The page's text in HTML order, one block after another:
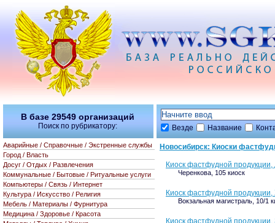
Везде Название
Новосибирск: Киоски
Киоск фастфудной
Черенкова, 105 киоск
Киоск фастфудной
Вокзальная магистраль, 10/1
Киоск фастфудной продукции,
В базе 29549 организаций
Поиск по рубрикатору:
Аварийные / Справочные / Экстренные службы
Город / Власть
Досуг / Отдых / Развлечения
Коммунальные / Бытовые / Ритуальные услуги
Компьютеры / Связь / Интернет
Культура / Искусство / Религия
Мебель / Материалы / Фурнитура
Медицина / Здоровье / Красота